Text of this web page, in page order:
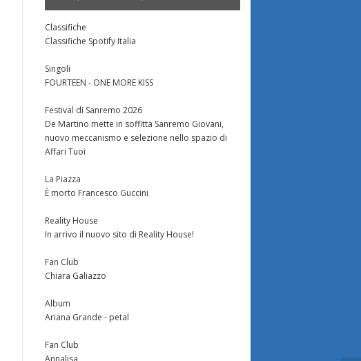
Classifiche
Classifiche Spotify Italia
Singoli
FOURTEEN - ONE MORE KISS
Festival di Sanremo 2026
De Martino mette in soffitta Sanremo Giovani,
nuovo meccanismo e selezione nello spazio di
Affari Tuoi
La Piazza
È morto Francesco Guccini
Reality House
In arrivo il nuovo sito di Reality House!
Fan Club
Chiara Galiazzo
Album
Ariana Grande - petal
Fan Club